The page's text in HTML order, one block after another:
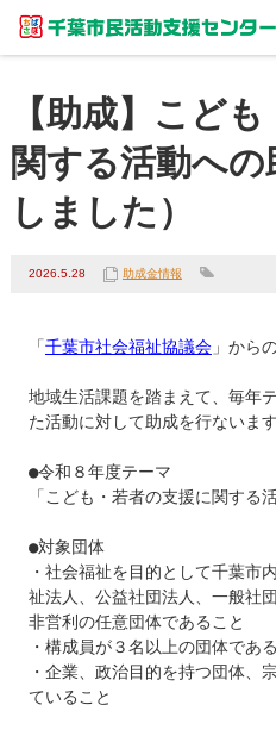
【助成】こど
関する活動へ
しました）
2026.5.28 助成金情報
「千葉市社会福祉協議会」から
地域生活課題を踏まえて、毎年
た活動に対して助成を行ないます
●令和８年度テーマ
「こども・若者の支援に関する活
●対象団体
・社会福祉を目的として千葉市
祉法人、公益社団法人、一般社
非営利の任意団体であること
・構成員が３名以上の団体であ
・企業、政治目的を持つ団体、
ていること